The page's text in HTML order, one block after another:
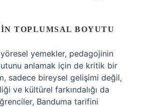
TOPLUMSAL BOYUTU
yemekler, pedagojinin
anlamak için de kritik bir
sadece bireysel gelişimi değil,
ve kültürel farkındalığı da
Banduma tarifini